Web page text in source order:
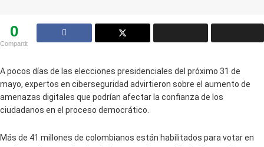
0
Compartit
A pocos días de las elecciones presidenciales del próximo 31 de
mayo, expertos en ciberseguridad advirtieron sobre el aumento de
amenazas digitales que podrían afectar la confianza de los
ciudadanos en el proceso democrático.
Más de 41 millones de colombianos están habilitados para votar en